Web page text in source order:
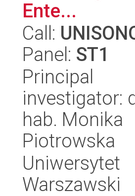
Ente...
Call:
Panel: ST1
Principal
investigator:
hab. Monika
Piotrowska
Uniwersytet
Warszawski